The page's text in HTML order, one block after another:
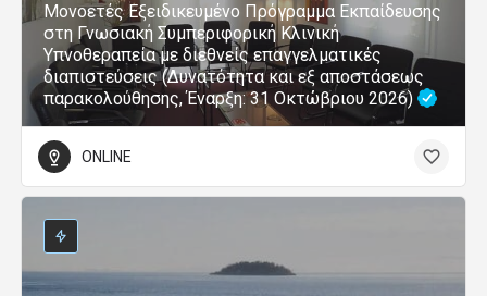
Μονοετές Εξειδικευμένο Πρόγραμμα Εκπαίδευσης
στη Γνωσιακή Συμπεριφορική Κλινική
Υπνοθεραπεία με διεθνείς επαγγελματικές
διαπιστεύσεις (Δυνατότητα και εξ αποστάσεως
παρακολούθησης, Έναρξη: 31 Οκτώβριου 2026)
ONLINE